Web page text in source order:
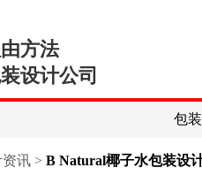
方法
设计公司
包
讯> B Natural椰子水包装设